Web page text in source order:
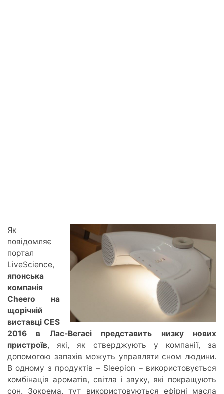
Як
повідомляє
портал
LiveScience,
японська
компанія
Cheero на
щорічній
виставці CES
2016 в Лас-Вегасі представить низку нових
пристроїв, які, як стверджують у компанії, за
допомогою запахів можуть управляти сном людини.
В одному з продуктів – Sleepion – використовується
комбінація ароматів, світла і звуку, які покращують
сон. Зокрема, тут використовуються ефірні масла